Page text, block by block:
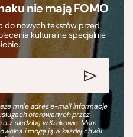
nie mają FOMO
do nowych tekstów przed
kulturalne specjalnie
mnie adres e-mail informacje
oferowanych przez
z siedzibą w Krakowie. Mam
i mogę ją w każdej chwili